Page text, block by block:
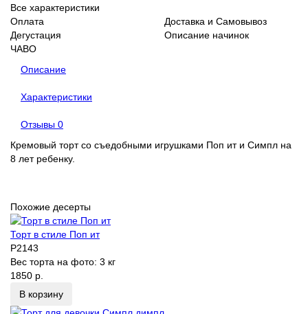
Все характеристики
Оплата
Доставка и Самовывоз
Дегустация
Описание начинок
ЧАВО
Описание
Характеристики
Отзывы 0
Кремовый торт со съедобными игрушками Поп ит и Симпл на
8 лет ребенку.
Похожие десерты
Торт в стиле Поп ит
P2143
Вес торта на фото: 3 кг
1850 р.
В корзину